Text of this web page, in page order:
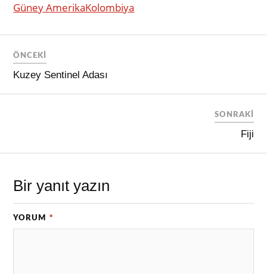
Güney AmerikaKolombiya
ÖNCEKI
Kuzey Sentinel Adası
SONRAKI
Fiji
Bir yanıt yazın
YORUM *